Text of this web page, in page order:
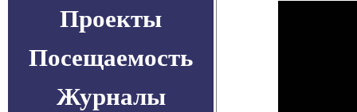
Проекты
Посещаемость
Журналы